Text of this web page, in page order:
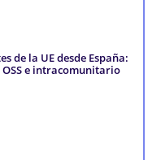
de la UE desde España:
OSS e intracomunitario